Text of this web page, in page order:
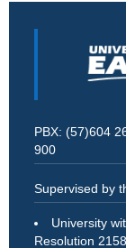
PBX: (57)604
900
Supervised by
University
Resolution